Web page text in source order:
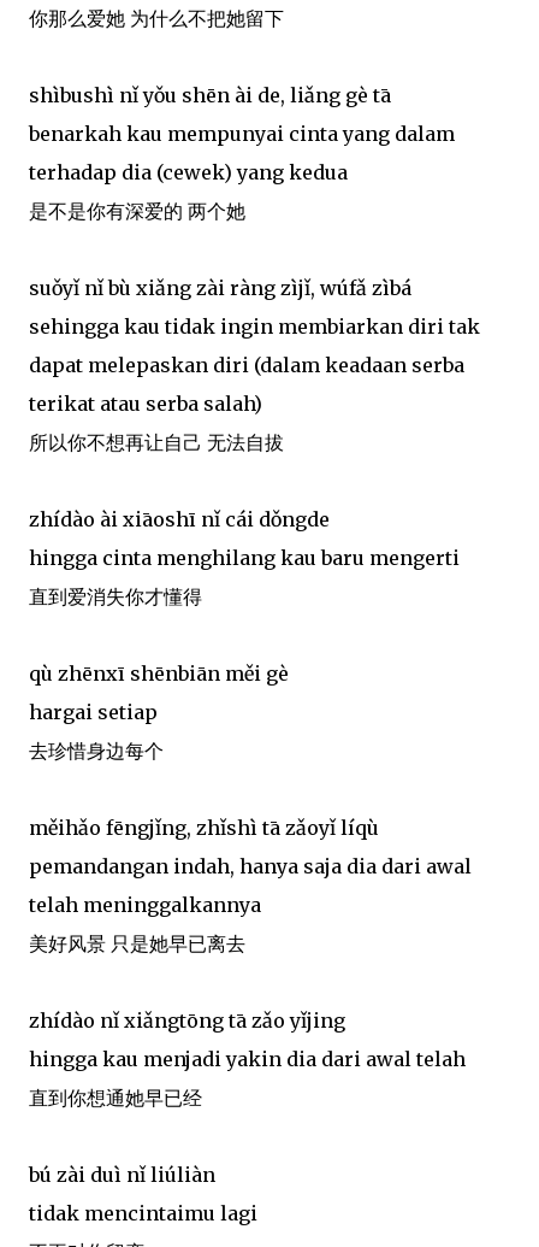
你那么爱她 为什么不把她留下
shìbushì nǐ yǒu shēn ài de, liǎng gè tā
benarkah kau mempunyai cinta yang dalam
terhadap dia (cewek) yang kedua
是不是你有深爱的 两个她
suǒyǐ nǐ bù xiǎng zài ràng zìjǐ, wúfǎ zìbá
sehingga kau tidak ingin membiarkan diri tak
dapat melepaskan diri (dalam keadaan serba
terikat atau serba salah)
所以你不想再让自己 无法自拔
zhídào ài xiāoshī nǐ cái dǒngde
hingga cinta menghilang kau baru mengerti
直到爱消失你才懂得
qù zhēnxī shēnbiān měi gè
hargai setiap
去珍惜身边每个
měihǎo fēngjǐng, zhǐshì tā zǎoyǐ líqù
pemandangan indah, hanya saja dia dari awal
telah meninggalkannya
美好风景 只是她早已离去
zhídào nǐ xiǎngtōng tā zǎo yǐjing
hingga kau menjadi yakin dia dari awal telah
直到你想通她早已经
bú zài duì nǐ liúliàn
tidak mencintaimu lagi